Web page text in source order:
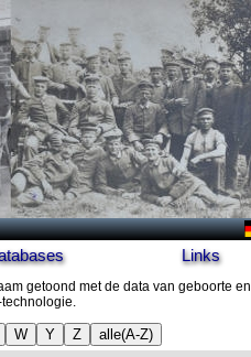
Links
getoond met de data van geboorte en
W Y Z alle(A-Z)